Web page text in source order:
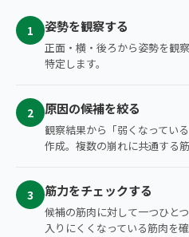
1 姿勢を観察する
正面・横・後ろから姿勢を観
特定します。
2 原因の候補を絞る
観察結果から「弱くなってい
作成。複数の崩れに共通する筋
3 筋力をチェックする
候補の筋肉に対して一つひと
入りにくくなっている筋肉を確